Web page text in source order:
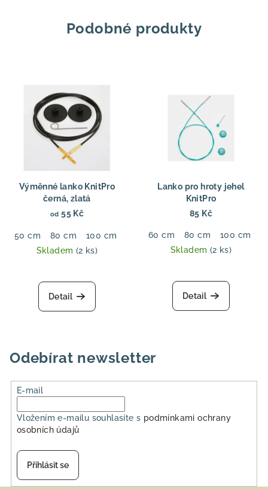
Podobné produkty
Výměnné lanko KnitPro
černá, zlatá
od 55 Kč
50 cm 80 cm 100 cm 120 cm
150 cm
Skladem (2 ks)
Detail
Lanko pro hroty jehel
KnitPro
85 Kč
60 cm 80 cm 100 cm
Skladem (2 ks)
Detail
Odebírat newsletter
E-mail
Vložením e-mailu souhlasíte s podmínkami ochrany
osobních údajů
Přihlásit se